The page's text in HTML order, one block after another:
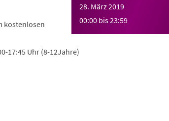
28. März 2019
00:00 bis23:59
kostenlosen
17:45 Uhr (8-12Jahre)